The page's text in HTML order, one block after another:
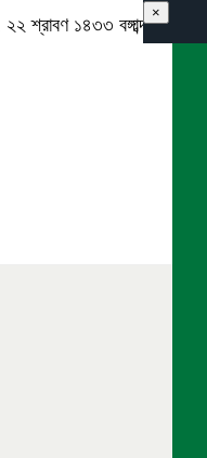
শ্রাবণ ১৪৩৩ বঙ্গাব্দ
×